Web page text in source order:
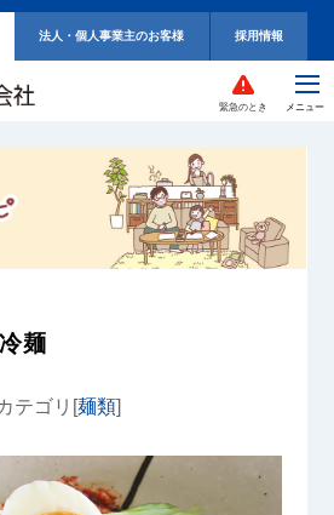
法人・個人事業主のお客様 採用情報
緊急のとき
麺
テゴリ[麺類]